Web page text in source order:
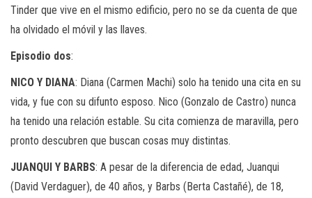
Tinder que vive en el mismo edificio, pero no se da cuenta de que
ha olvidado el móvil y las llaves.
Episodio dos:
NICO Y DIANA: Diana (Carmen Machi) solo ha tenido una cita en su
vida, y fue con su difunto esposo. Nico (Gonzalo de Castro) nunca
ha tenido una relación estable. Su cita comienza de maravilla, pero
pronto descubren que buscan cosas muy distintas.
JUANQUI Y BARBS: A pesar de la diferencia de edad, Juanqui
(David Verdaguer), de 40 años, y Barbs (Berta Castañé), de 18,